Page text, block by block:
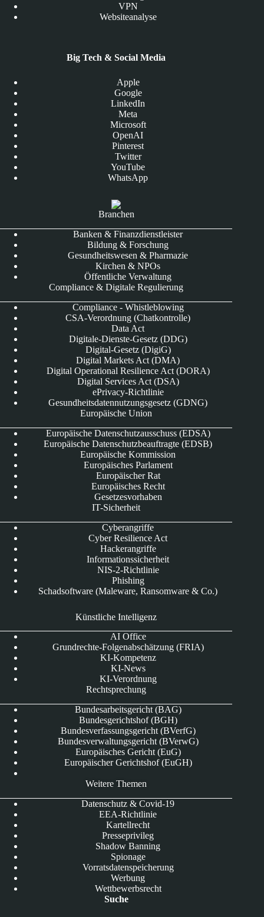
VPN
Websiteanalyse
Big Tech & Social Media
Apple
Google
LinkedIn
Meta
Microsoft
OpenAI
Pinterest
Twitter
YouTube
WhatsApp
Branchen
Banken & Finanzdienstleister
Bildung & Forschung
Gesundheitswesen & Pharmazie
Kirchen & NPOs
Öffentliche Verwaltung
Compliance & Digitale Regulierung
Compliance - Whistleblowing
CSA-Verordnung (Chatkontrolle)
Data Act
Digitale-Dienste-Gesetz (DDG)
Digital-Gesetz (DigiG)
Digital Markets Act (DMA)
Digital Operational Resilience Act (DORA)
Digital Services Act (DSA)
ePrivacy-Richtlinie
Gesundheitsdatennutzungsgesetz (GDNG)
Europäische Union
Europäische Datenschutzausschuss (EDSA)
Europäische Datenschutzbeauftragte (EDSB)
Europäische Kommission
Europäisches Parlament
Europäischer Rat
Europäisches Recht
Gesetzesvorhaben
IT-Sicherheit
Cyberangriffe
Cyber Resilience Act
Hackerangriffe
Informationssicherheit
NIS-2-Richtlinie
Phishing
Schadsoftware (Maleware, Ransomware & Co.)
Künstliche Intelligenz
AI Office
Grundrechte-Folgenabschätzung (FRIA)
KI-Kompetenz
KI-News
KI-Verordnung
Rechtsprechung
Bundesarbeitsgericht (BAG)
Bundesgerichtshof (BGH)
Bundesverfassungsgericht (BVerfG)
Bundesverwaltungsgericht (BVerwG)
Europäisches Gericht (EuG)
Europäischer Gerichtshof (EuGH)
Weitere Themen
Datenschutz & Covid-19
EEA-Richtlinie
Kartellrecht
Presseprivileg
Shadow Banning
Spionage
Vorratsdatenspeicherung
Werbung
Wettbewerbsrecht
Suche